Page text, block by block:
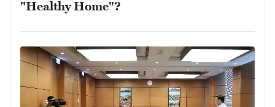
"Healthy Home"?